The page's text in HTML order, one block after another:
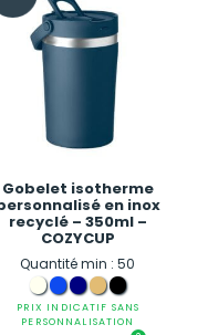
Gobelet isotherme
en inox
recyclé – 350ml –
COZYCUP
Quantité min : 50
PRIX INDICATIF SANS
PERSONNALISATION